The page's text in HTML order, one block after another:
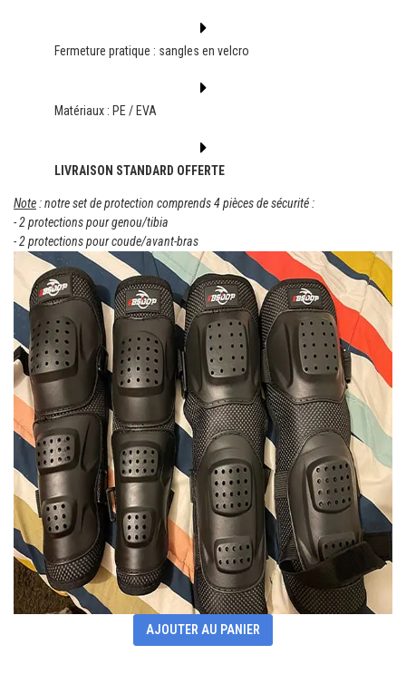
Fermeture pratique : sangles en velcro
Matériaux : PE / EVA
LIVRAISON STANDARD OFFERTE
Note : notre set de protection comprends 4 pièces de sécurité :
- 2 protections pour genou/tibia
- 2 protections pour coude/avant-bras
AJOUTER AU PANIER